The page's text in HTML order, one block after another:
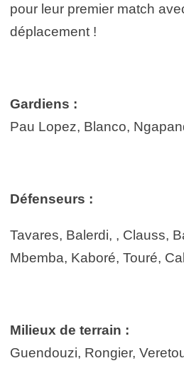
pour leur premier match
déplacement !
Gardiens :
Pau Lopez, Blanco,
Défenseurs :
Tavares, Balerdi, , Clauss,
Mbemba, Kaboré, Touré,
Milieux de terrain :
Guendouzi, Rongier,